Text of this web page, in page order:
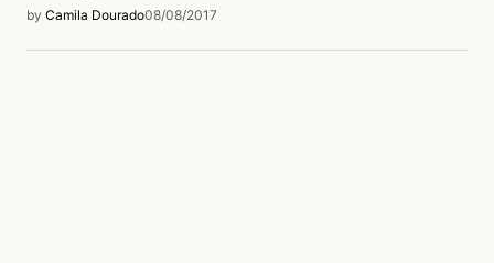
by Camila Dourado08/08/2017